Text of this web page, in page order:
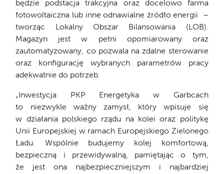
będzie podstacja trakcyjna oraz docelowo farma
fotowoltaiczna lub inne odnawialne źródło energii –
tworząc Lokalny Obszar Bilansowania (LOB).
Magazyn jest w pełni opomiarowany oraz
zautomatyzowany, co pozwala na zdalne sterowanie
oraz konfigurację wybranych parametrów pracy
adekwatnie do potrzeb.
„Inwestycja PKP Energetyka w Garbcach
to niezwykle ważny zamysł, który wpisuje się
w działania polskiego rządu na kolei oraz politykę
Unii Europejskiej w ramach Europejskiego Zielonego
Ładu. Wspólnie budujemy kolej komfortową,
bezpieczną i przewidywalną, pamiętając o tym,
że jest ona najbezpieczniejszym i najbardziej